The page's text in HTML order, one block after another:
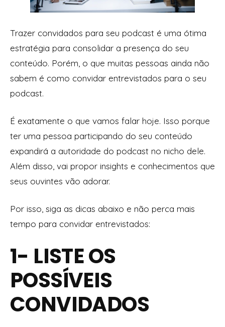
Trazer convidados para seu podcast é uma ótima
estratégia para consolidar a presença do seu
conteúdo. Porém, o que muitas pessoas ainda não
sabem é como convidar entrevistados para o seu
podcast.
É exatamente o que vamos falar hoje. Isso porque
ter uma pessoa participando do seu conteúdo
expandirá a autoridade do podcast no nicho dele.
Além disso, vai propor insights e conhecimentos que
seus ouvintes vão adorar.
Por isso, siga as dicas abaixo e não perca mais
tempo para convidar entrevistados:
1- LISTE OS
POSSÍVEIS
CONVIDADOS